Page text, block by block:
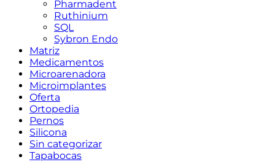
Pharmadent
Ruthinium
SQL
Sybron Endo
Matriz
Medicamentos
Microarenadora
Microimplantes
Oferta
Ortopedia
Pernos
Silicona
Sin categorizar
Tapabocas